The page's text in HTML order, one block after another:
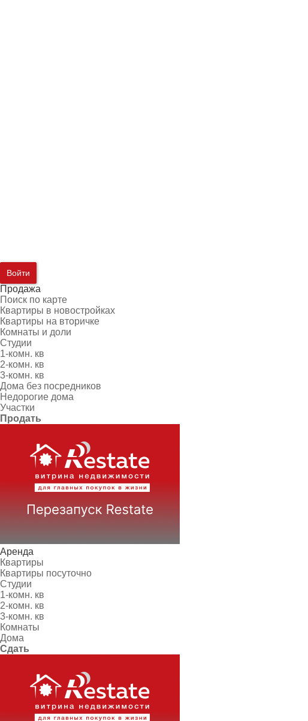
Войти
Продажа
Поиск по карте
Квартиры в новостройках
Квартиры на вторичке
Комнаты и доли
Студии
1-комн. кв
2-комн. кв
3-комн. кв
Дома без посредников
Недорогие дома
Участки
Продать
Аренда
Квартиры
Квартиры посуточно
Студии
1-комн. кв
2-комн. кв
3-комн. кв
Комнаты
Дома
Сдать